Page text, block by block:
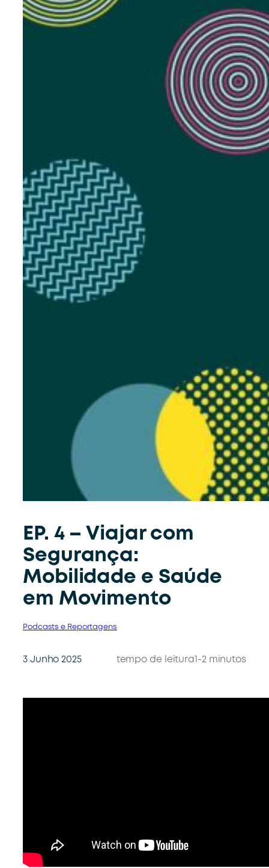
EP. 4 – Viajar com
Segurança:
Mobilidade e Saúde
em Movimento
Podcasts e Reportagens
3 Junho 2025 tempo de leitura 1-2 minutos